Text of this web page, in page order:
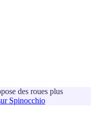
des roues plus
Spinocchio